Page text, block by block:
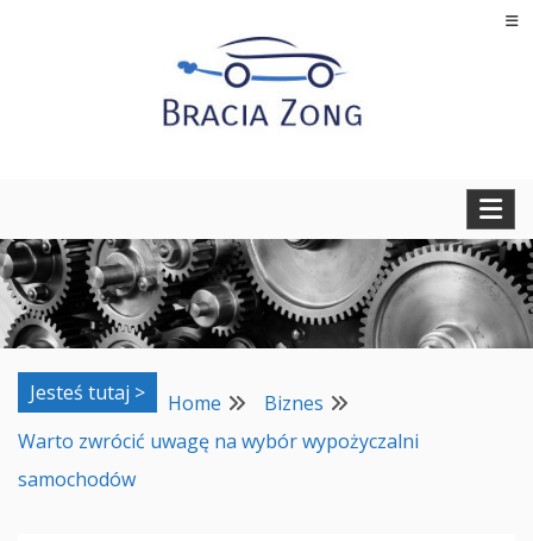
Jesteś tutaj > Home
Biznes
Warto zwrócić uwagę na wybór wypożyczalni
samochodów